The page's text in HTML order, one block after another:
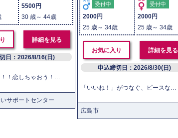
5500円
30 歳～ 44歳
詳細を見る
日：2026/8/16(日)
夏を楽しもう！！恋しちゃおう！！！ ひんやり爽やか♪ 『フルーツヨーグルトパフェ』と『フルーツスカッシュ』に挑戦！ 未来の結婚生活をイメージしながら、共家事体験をしてみませんか？ 調理、そして「おいしい！」と言い合う瞬間、最後の片付けまで。 料理の一連の流れにスポットを当てたイベントで素敵な出会いを♡ 一度のイベントで多くの人と出会えるチャンス！ グループでの調理作業で全員とお話しできます。 作業を通してなので自然と会話ができ緊張もほぐれます♪ 調理後は1対1トークの時間でお相手とのフィーリングを確認できます。 このイベントは所定の研修を受けたボランティアさんがレクチャーやお節介を担当します。 気持ちは一生懸命でも行き届かないところもあるかもしれません。 また、当日はちょっとしたご協力（椅子の移動等）をお願いする場合があります。 それを了承される方のみお申し込みくださいね。 ＜イベント内容（予定）＞ ・グループに分かれてお料理（作業行程毎にメンバーは移動します） メニュー：フルーツヨーグルトパフェ・フルーツスカッシュ ・出来上がったスイーツを食べながらトーク ・１対１トーク ・マッチング ・カップル発表 【注意事項】 ・イベントでは席の移動があります。 ・感染防止のため、施設管理者が決めた措置の遵守、指示に従ってください。 ・体調が良くない方、発熱などの症状がある方は、当日の参加をお控えください。 ・イベント内でマスメディアが入る可能性があります。 広報媒体へ写真を使用する可能性があります。 いずれも、個人が特定されないよう加工するなど配慮いたします。 ※本イベントは感染症の状況によって中止となる場合がございます。
サポートセンター
受付中
2000円
25 歳～ 34歳
受付中
2000円
25 歳～ 34歳
お気に入り 詳細を見る
申込締切日：2026/8/30(日)
「いいね！」がつなぐ、ピースな出会い 広島の新たなランドマーク「エディオンピースウイング広島」を舞台に、広島広域都市圏（※）に居住する25～34歳の独身男女100名が集まる大型交流イベントを開催します！ 今回のイベントでは、マッチングアプリ「オミカレLive」を利用します。 参加者のプロフィールを事前に確認したり、気になる相手に「いいね！」を送ったりしながら交流できるので、初対面同士でも自然に会話をスタートできます。 「誰に話しかけたらいいかわからない」 「婚活イベントは初めてで不安」そんな方も大歓迎！ 軽食やドリンクを楽しみながら、スタジアム内の特別な空間で素敵な出会いを見つけてみませんか？ ＜イベント内容（予定）＞ 受付（受付後は他の参加者のプロフィール情報をスマホから確認できます） ↓ アイスブレイク（恋活作戦会議） ↓ 自己紹介 ↓ 軽食・ドリンクを楽しみながらレクレーション （共通の趣味や話題で交流しましょう） ↓ 休憩 ↓ マッチングチャンス・フリータイム ↓ 最終マッチング・閉会式 このイベントは所定の研修を受けたボランティアさんがレクチャーやお節介を担当します。 気持ちは一生懸命でも行き届かないところもあるかもしれません。 ※ 構成市町： 広島県 広島市(連携中枢都市)、呉市、竹原市、三原市、三次市、庄原市、大竹市、東広島市、廿日市市、安芸高田市、江田島市、府中町、海田町、熊野町、坂町、安芸太田町、北広島町、大崎上島町、世羅町 山口県 岩国市、柳井市、周防大島町、和木町、上関町、田布施町、平生町 島根県 浜田市、出雲市、益田市、飯南町、川本町、美郷町、邑南町、吉賀町 【注意事項】 ・イベント内でマスメディアが入る可能性があります。 広報媒体へ写真を使用する可能性があります。 いずれも、個人が特定されないよう加工するなど配慮いたします。 ・感染予防対策に関する注意事項 ①発熱等体調が良くない方は当日の参加をお控えください。 ②手指消毒にご協力ください。 ③感染防止のため，施設管理者が決めた措置の遵守，指示に従ってください。
広島市